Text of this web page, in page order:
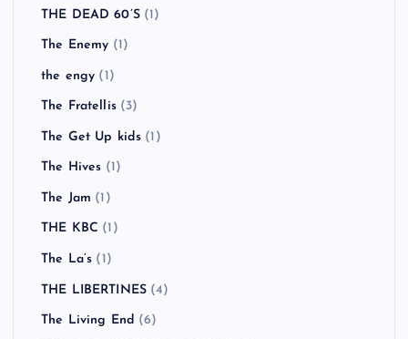
THE DEAD 60’S(1)
The Enemy (1)
the engy (1)
The Fratellis(3)
The Get Up kids (1)
The Hives (1)
The Jam (1)
THE KBC (1)
The La’s (1)
THE LIBERTINES (4)
The Living End (6)